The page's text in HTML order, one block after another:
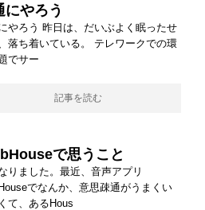
にやろう
やろう 昨日は、だいぶよく眠ったせ
落ち着いている。 テレワークでの環
でサー
記事を読む
で思うこと
りました。最近、音声アプリ
でなんか、意思疎通がうまくい
て、あるHous